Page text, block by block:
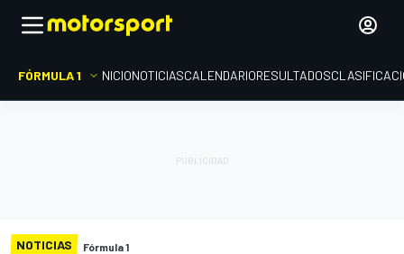
FÓRMULA 1 INICIONOTICIASCALENDARIORESULTADOS
NOTICIAS Fórmula 1